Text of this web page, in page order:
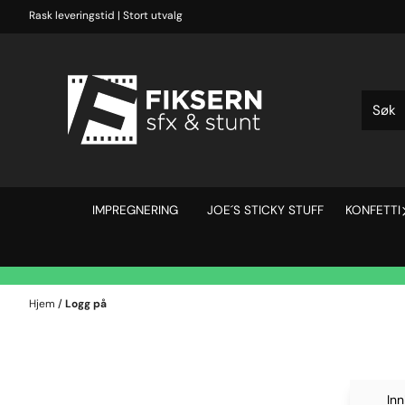
Hopp til innhold
Rask leveringstid | Stort utvalg
IMPREGNERING JOE´S STICKY STUFF KONFETTI
Hjem /Logg på